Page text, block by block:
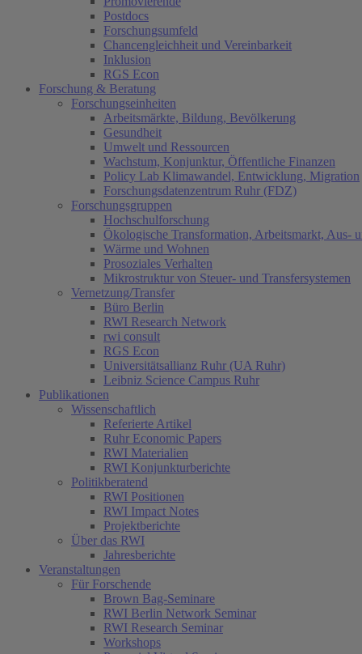
Postdocs
Forschungsumfeld
Chancengleichheit und Vereinbarkeit
Inklusion
RGS Econ
Forschung & Beratung
Forschungseinheiten
Arbeitsmärkte, Bildung, Bevölkerung
Gesundheit
Umwelt und Ressourcen
Wachstum, Konjunktur, Öffentliche Finanzen
Policy Lab Klimawandel, Entwicklung, Migration
Forschungsdatenzentrum Ruhr (FDZ)
Forschungsgruppen
Hochschulforschung
Ökologische Transformation, Arbeitsmarkt, Aus-
Wärme und Wohnen
Prosoziales Verhalten
Mikrostruktur von Steuer- und Transfersystemen
Vernetzung/Transfer
Büro Berlin
RWI Research Network
rwi consult
RGS Econ
Universitätsallianz Ruhr (UA Ruhr)
Leibniz Science Campus Ruhr
Publikationen
Wissenschaftlich
Referierte Artikel
Ruhr Economic Papers
RWI Materialien
RWI Konjunkturberichte
Politikberatend
RWI Positionen
RWI Impact Notes
Projektberichte(current)
Über das RWI
Jahresberichte
Veranstaltungen
Für Forschende
Brown Bag-Seminare
RWI Berlin Network Seminar
RWI Research Seminar
Workshops